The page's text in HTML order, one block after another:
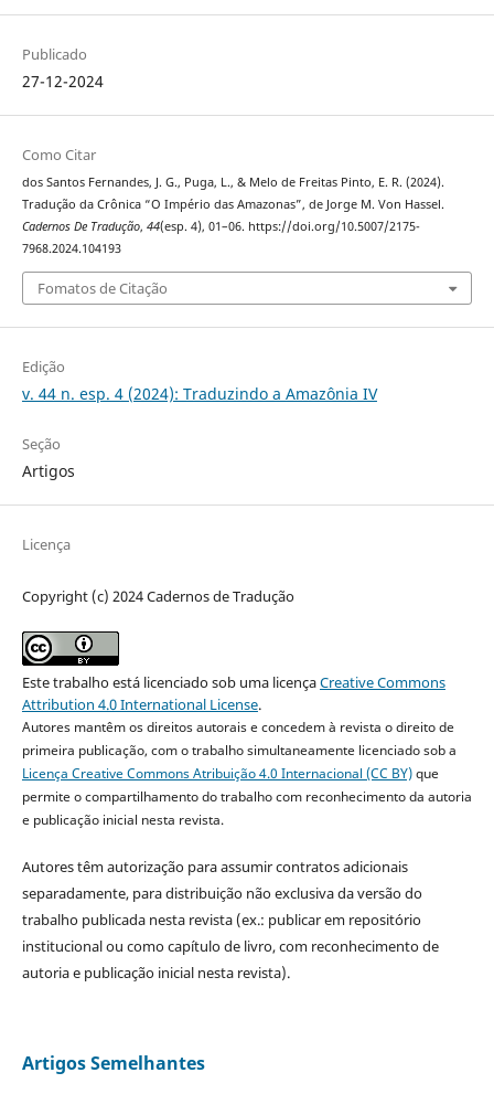
Publicado
27-12-2024
Como Citar
dos Santos Fernandes, J. G., Puga, L., & Melo de Freitas Pinto, E. R. (2024).
Tradução da Crônica “O Império das Amazonas”, de Jorge M. Von Hassel.
Cadernos De Tradução, 44(esp. 4), 01–06. https://doi.org/10.5007/2175-
7968.2024.104193
Fomatos de Citação
Edição
v. 44 n. esp. 4 (2024): Traduzindo a Amazônia IV
Seção
Artigos
Licença
Copyright (c) 2024 Cadernos de Tradução
Este trabalho está licenciado sob uma licençaCreative Commons
Attribution 4.0 International License.
Autores mantêm os direitos autorais e concedem à revista o direito de
primeira publicação, com o trabalho simultaneamente licenciado sob a
Licença Creative Commons Atribuição 4.0 Internacional (CC BY)que
permite o compartilhamento do trabalho com reconhecimento da autoria
e publicação inicial nesta revista.
Autores têm autorização para assumir contratos adicionais
separadamente, para distribuição não exclusiva da versão do
trabalho publicada nesta revista (ex.: publicar em repositório
institucional ou como capítulo de livro, com reconhecimento de
autoria e publicação inicial nesta revista).
Artigos Semelhantes